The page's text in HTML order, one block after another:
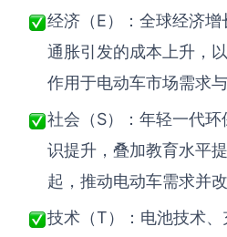
经济（E）：全球经济增
通胀引发的成本上升，
作用于电动车市场需求与
社会（S）：年轻一代
识提升，叠加教育水平
起，推动电动车需求并
技术（T）：电池技术